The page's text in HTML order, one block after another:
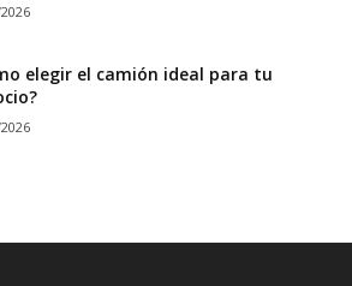
elegir el camión ideal para tu